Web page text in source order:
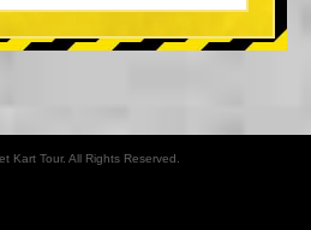
Kart Tour. All Rights Reserved.